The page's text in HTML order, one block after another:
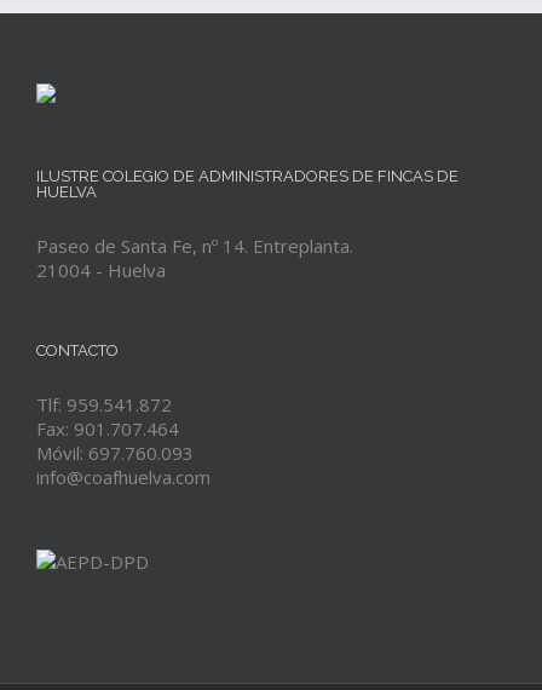
ILUSTRE COLEGIO DE ADMINISTRADORES DE FINCAS DE
HUELVA
Paseo de Santa Fe, nº 14. Entreplanta.
21004 - Huelva
CONTACTO
Tlf: 959.541.872
Fax: 901.707.464
Móvil: 697.760.093
info@coafhuelva.com